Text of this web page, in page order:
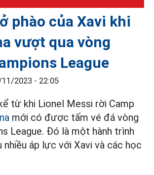
phào của Xavi khi
vượt qua vòng
League
2023 - 22:05
từ khi Lionel Messi rời Camp
mới có được tấm vé đá vòng
League. Đó là một hành trình
nhiều áp lực với Xavi và các học